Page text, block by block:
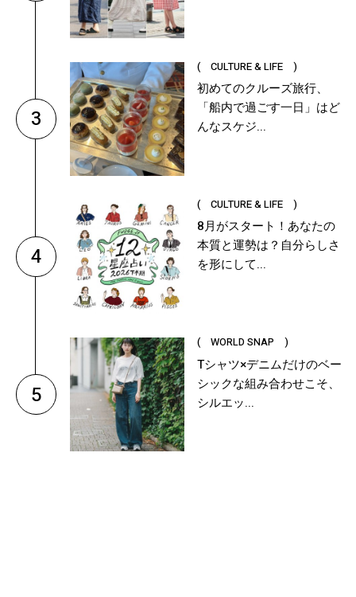
3
( CULTURE & LIFE )
初めてのクルーズ旅行、
「船内で過ごす一日」はど
んなスケジ...
4
( CULTURE & LIFE )
8月がスタート！あなたの
本質と運勢は？自分らしさ
を形にして...
5
( WORLD SNAP )
Tシャツ×デニムだけのベー
シックな組み合わせこそ、
シルエッ...